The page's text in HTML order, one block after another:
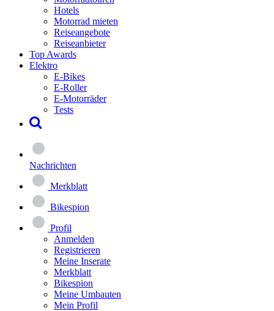
Hotels
Motorrad mieten
Reiseangebote
Reiseanbieter
Top Awards
Elektro
E-Bikes
E-Roller
E-Motorräder
Tests
Nachrichten
Merkblatt
Bikespion
Profil
Anmelden
Registrieren
Meine Inserate
Merkblatt
Bikespion
Meine Umbauten
Mein Profil